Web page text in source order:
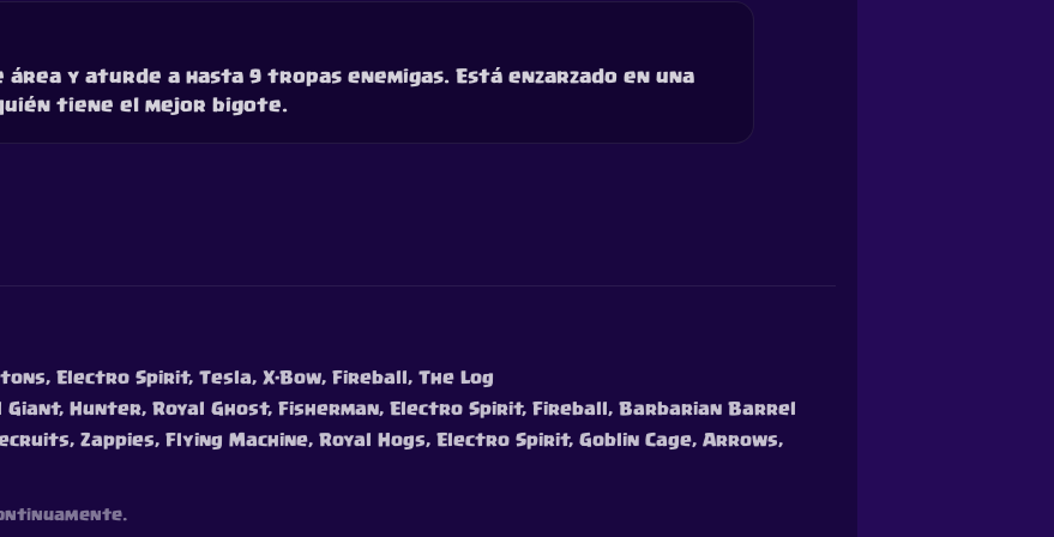
área y aturde a hasta 9 tropas enemigas. Está enzarzado en una
tiene el mejor bigote.
Electro Spirit, Tesla, X-Bow, Fireball, The Log
Giant, Hunter, Royal Ghost, Fisherman, Electro Spirit, Fireball, Barbarian Barrel
Zappies, Flying Machine, Royal Hogs, Electro Spirit, Goblin Cage, Arrows,